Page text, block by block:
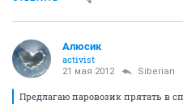
Алюсик
activist
21 мая 2012 Siberian
Предлагаю паровозик прятать в